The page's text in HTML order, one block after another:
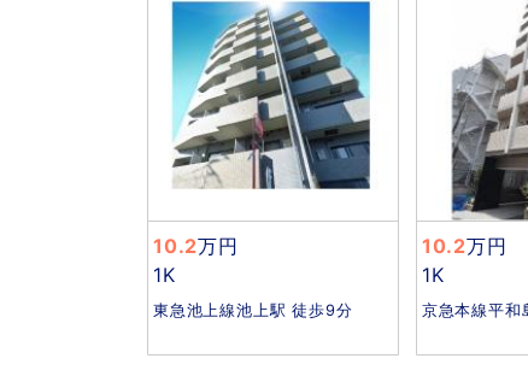
10.2万円
1K
東急池上線池上駅 徒歩9分
10.2万円
1K
京急本線平和